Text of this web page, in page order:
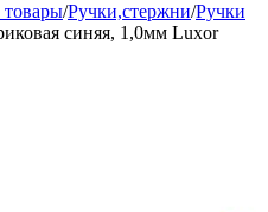
товары/Ручки,стержни/Ручки
синяя, 1,0мм Luxor